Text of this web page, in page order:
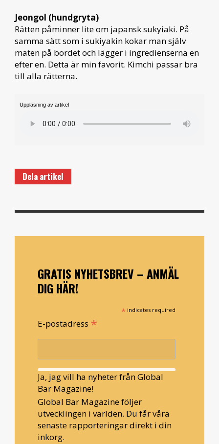
Jeongol (hundgryta)
Rätten påminner lite om japansk sukyiaki. På
samma sätt som i sukiyakin kokar man själv
maten på bordet och lägger i ingredienserna en
efter en. Detta är min favorit. Kimchi passar bra
till alla rätterna.
Uppläsning av artikel
Dela artikel
GRATIS NYHETSBREV – ANMÄL
DIG HÄR!
* indicates required
E-postadress *
Ja, jag vill ha nyheter från Global
Bar Magazine!
Global Bar Magazine följer
utvecklingen i världen. Du får våra
senaste rapporteringar direkt i din
inkorg.